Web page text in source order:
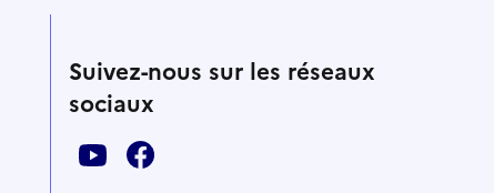
Suivez-nous sur les réseaux
sociaux